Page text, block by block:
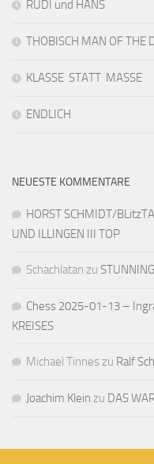
RUDI und HANS
THOBISCH MAN OF THE
KLASSE STATT MASSE
ENDLICH
NEUESTE KOMMENTARE
HORST SCHMIDT/
UND ILLINGEN III TOP
Schachlatan zu STUNNING
Chess 2025-01-13 –
KREISES
Michael Tinnes zu Ralf
Joachim Klein zu DAS